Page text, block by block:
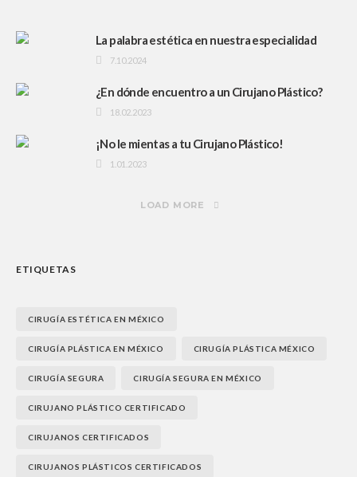
La palabra estética en nuestra especialidad
7.10.2024
¿En dónde encuentro a un Cirujano Plástico?
18.02.2023
¡No le mientas a tu Cirujano Plástico!
1.01.2023
LOAD MORE
ETIQUETAS
CIRUGÍA ESTÉTICA EN MÉXICO
CIRUGÍA PLÁSTICA EN MÉXICO CIRUGÍA PLÁSTICA MÉXICO
CIRUGÍA SEGURA CIRUGÍA SEGURA EN MÉXICO
CIRUJANO PLÁSTICO CERTIFICADO
CIRUJANOS CERTIFICADOS
CIRUJANOS PLÁSTICOS CERTIFICADOS